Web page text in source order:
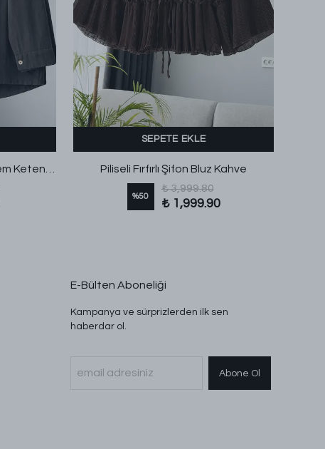
Polo V Yaka Rahat Kalıp Eslem Keten Bluz Siyah
SEPETE EKLE
Piliseli Fırfırlı Şifon Bluz Kahve
%50
₺ 3,999.80
₺ 1,999.90
E-Bülten Aboneliği
Kampanya ve sürprizlerden ilk sen
haberdar ol.
Abone Ol